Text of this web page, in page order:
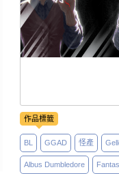
作品標籤
BL GGAD 怪產
Albus Dumbledore